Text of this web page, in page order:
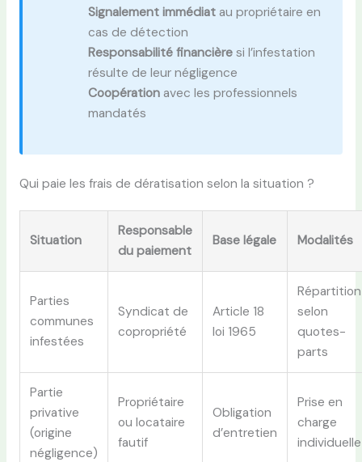
Signalement immédiat au propriétaire en
cas de détection
Responsabilité financière si l’infestation
résulte de leur négligence
Coopération avec les professionnels
mandatés
Qui paie les frais de dératisation selon la situation ?
Situation
Responsable
du paiement
Base légale Modalités
Parties
communes
infestées
Syndicat de
copropriété
Article 18
loi 1965
Répartition
selon
quotes-
parts
Partie
privative
(origine
négligence)
Propriétaire
ou locataire
fautif
Obligation
d’entretien
Prise en
charge
individuelle